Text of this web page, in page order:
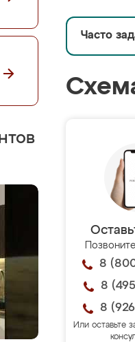
Часто
8
8
8
Или оставьте